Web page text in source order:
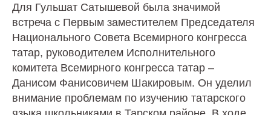
Для Гульшат Сатышевой была значимой
встреча с Первым заместителем Председателя
Национального Совета Всемирного конгресса
татар, руководителем Исполнительного
комитета Всемирного конгресса татар –
Данисом Фанисовичем Шакировым. Он уделил
внимание проблемам по изучению татарского